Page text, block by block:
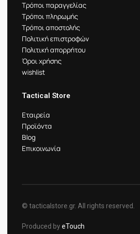
Τρόποι παραγγελίας
Τρόποι πληρωμής
Τρόποι αποστολής
Πολιτική επιστροφών
Πολιτική απορρήτου
Όροι χρήσης
wishlist
Tactical Store
Εταιρεία
Προϊόντα
Blog
Επικοινωνία
© tacticalstore.gr. All rights reserved.
Produced byeTouch